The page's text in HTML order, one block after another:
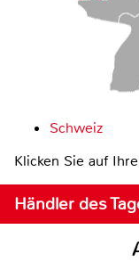
Schweiz
Klicken Sie auf
Händler des